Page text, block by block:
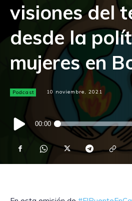
visiones del
desde la
mujeres en
Podcast 10 noviembre, 2021
Reproductor
de
00:00